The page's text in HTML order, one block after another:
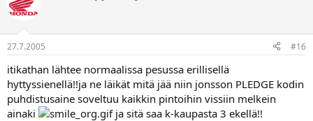
27.7.2005 #16
itikathan lähtee normaalissa pesussa erillisellä
hyttyssienellä!!ja ne läikät mitä jää niin jonsson PLEDGE kodin
puhdistusaine soveltuu kaikkin pintoihin vissiin melkein
ainaki
ja sitä saa k-kaupasta 3 ekellä!!